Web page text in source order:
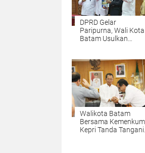
DPRD Gelar
Paripurna, Wali Kota
Batam Usulkan
4,508 T
Walikota Batam
Bersama Kemenkum
Kepri Tanda Tangani